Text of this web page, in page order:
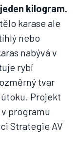
kilogram.
karase ale
nebo
nabývá v
rybí
tvar
Projekt
v programu
Strategie AV